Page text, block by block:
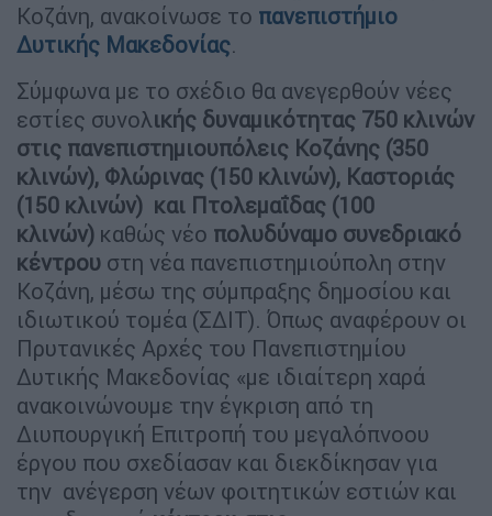
Κοζάνη, ανακοίνωσε το πανεπιστήμιο
Δυτικής Μακεδονίας.
Σύμφωνα με το σχέδιο θα ανεγερθούν νέες
εστίες συνολικής δυναμικότητας 750 κλινών
στις πανεπιστημιουπόλεις Κοζάνης (350
κλινών), Φλώρινας (150 κλινών), Καστοριάς
(150 κλινών) και Πτολεμαΐδας (100
κλινών) καθώς νέο πολυδύναμο συνεδριακό
κέντρου στη νέα πανεπιστημιούπολη στην
Κοζάνη, μέσω της σύμπραξης δημοσίου και
ιδιωτικού τομέα (ΣΔΙΤ). Όπως αναφέρουν οι
Πρυτανικές Αρχές του Πανεπιστημίου
Δυτικής Μακεδονίας «με ιδιαίτερη χαρά
ανακοινώνουμε την έγκριση από τη
Διυπουργική Επιτροπή του μεγαλόπνοου
έργου που σχεδίασαν και διεκδίκησαν για
την ανέγερση νέων φοιτητικών εστιών και